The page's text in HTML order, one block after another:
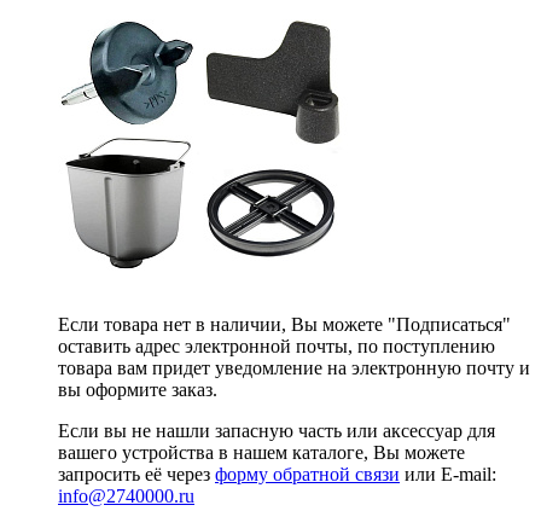
Если товара нет в наличии, Вы можете "Подписаться"
оставить адрес электронной почты, по поступлению
товара вам придет уведомление на электронную почту и
вы оформите заказ.
Если вы не нашли запасную часть или аксессуар для
вашего устройства в нашем каталоге, Вы можете
запросить её через форму обратной связи или E-mail:
info@2740000.ru